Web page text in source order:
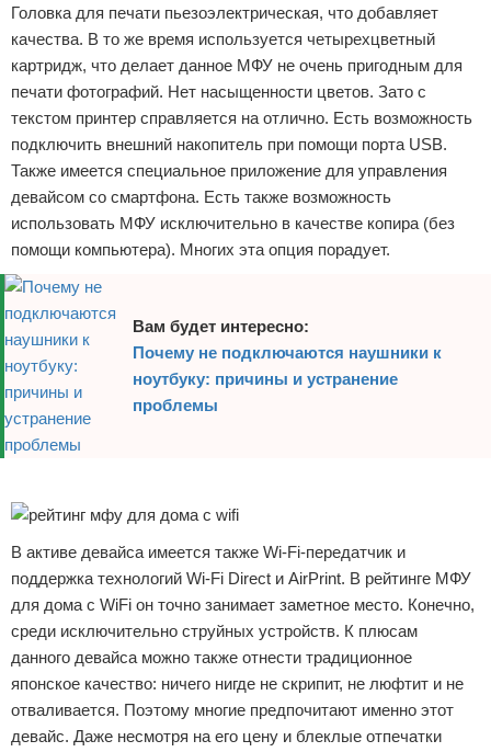
Головка для печати пьезоэлектрическая, что добавляет
качества. В то же время используется четырехцветный
картридж, что делает данное МФУ не очень пригодным для
печати фотографий. Нет насыщенности цветов. Зато с
текстом принтер справляется на отлично. Есть возможность
подключить внешний накопитель при помощи порта USB.
Также имеется специальное приложение для управления
девайсом со смартфона. Есть также возможность
использовать МФУ исключительно в качестве копира (без
помощи компьютера). Многих эта опция порадует.
Вам будет интересно:
Почему не подключаются наушники к
ноутбуку: причины и устранение
проблемы
В активе девайса имеется также Wi-Fi-передатчик и
поддержка технологий Wi-Fi Direct и AirPrint. В рейтинге МФУ
для дома с WiFi он точно занимает заметное место. Конечно,
среди исключительно струйных устройств. К плюсам
данного девайса можно также отнести традиционное
японское качество: ничего нигде не скрипит, не люфтит и не
отваливается. Поэтому многие предпочитают именно этот
девайс. Даже несмотря на его цену и блеклые отпечатки